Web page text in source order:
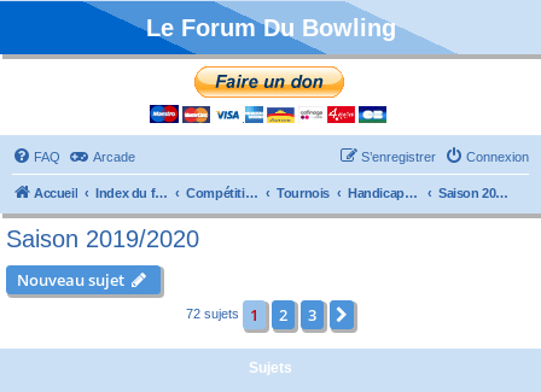
Le Forum Du Bowling
FAQ Arcade Connexion
S’enregistrer
Accueil Index du forum Compétitions Tournois Handicaps et TTMP Saison 2019/2020
Saison 2019/2020
Nouveau sujet
72 sujets 1 2 3
Sujets